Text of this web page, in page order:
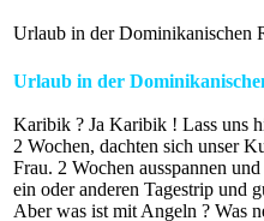
Urlaub in der Dominikanischen
Urlaub in der
Karibik ? Ja Karibik ! Lass uns
2 Wochen, dachten sich unser
Frau. 2 Wochen ausspannen
ein oder anderen Tagestrip und
Aber was ist mit Angeln ? Was